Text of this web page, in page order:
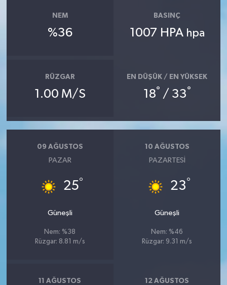
NEM
%36
BASINÇ
1007 HPA hpa
RÜZGAR
1.00 M/S
EN DÜŞÜK / EN YÜKSEK
18° / 33°
09 AĞUSTOS
PAZAR
25°
Güneşli
Nem: %38
Rüzgar: 8.81 m/s
10 AĞUSTOS
PAZARTESI
23°
Güneşli
Nem: %46
Rüzgar: 9.31 m/s
11 AĞUSTOS 12 AĞUSTOS